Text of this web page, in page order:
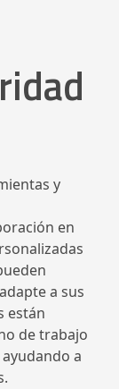
y
en
a sus
están
de trabajo
a